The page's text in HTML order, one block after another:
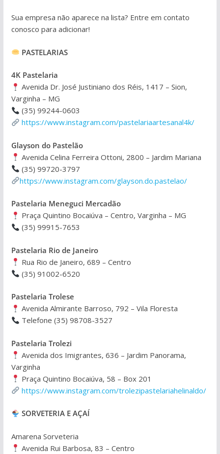
Sua empresa não aparece na lista? Entre em contato
conosco para adicionar!
PASTELARIAS
4K Pastelaria
Avenida Dr. José Justiniano dos Réis, 1417 – Sion,
Varginha – MG
(35) 99244-0603
https://www.instagram.com/pastelariaartesanal4k/
Glayson do Pastelão
Avenida Celina Ferreira Ottoni, 2800 – Jardim Mariana
(35) 99720-3797
https://www.instagram.com/glayson.do.pastelao/
Pastelaria Meneguci Mercadão
Praça Quintino Bocaiúva – Centro, Varginha – MG
(35) 99915-7653
Pastelaria Rio de Janeiro
Rua Rio de Janeiro, 689 – Centro
(35) 91002-6520
Pastelaria Trolese
Avenida Almirante Barroso, 792 – Vila Floresta
Telefone (35) 98708-3527
Pastelaria Trolezi
Avenida dos Imigrantes, 636 – Jardim Panorama,
Varginha
Praça Quintino Bocaiúva, 58 – Box 201
https://www.instagram.com/trolezipastelariahelinaldo/
SORVETERIA E AÇAÍ
Amarena Sorveteria
Avenida Rui Barbosa, 83 – Centro